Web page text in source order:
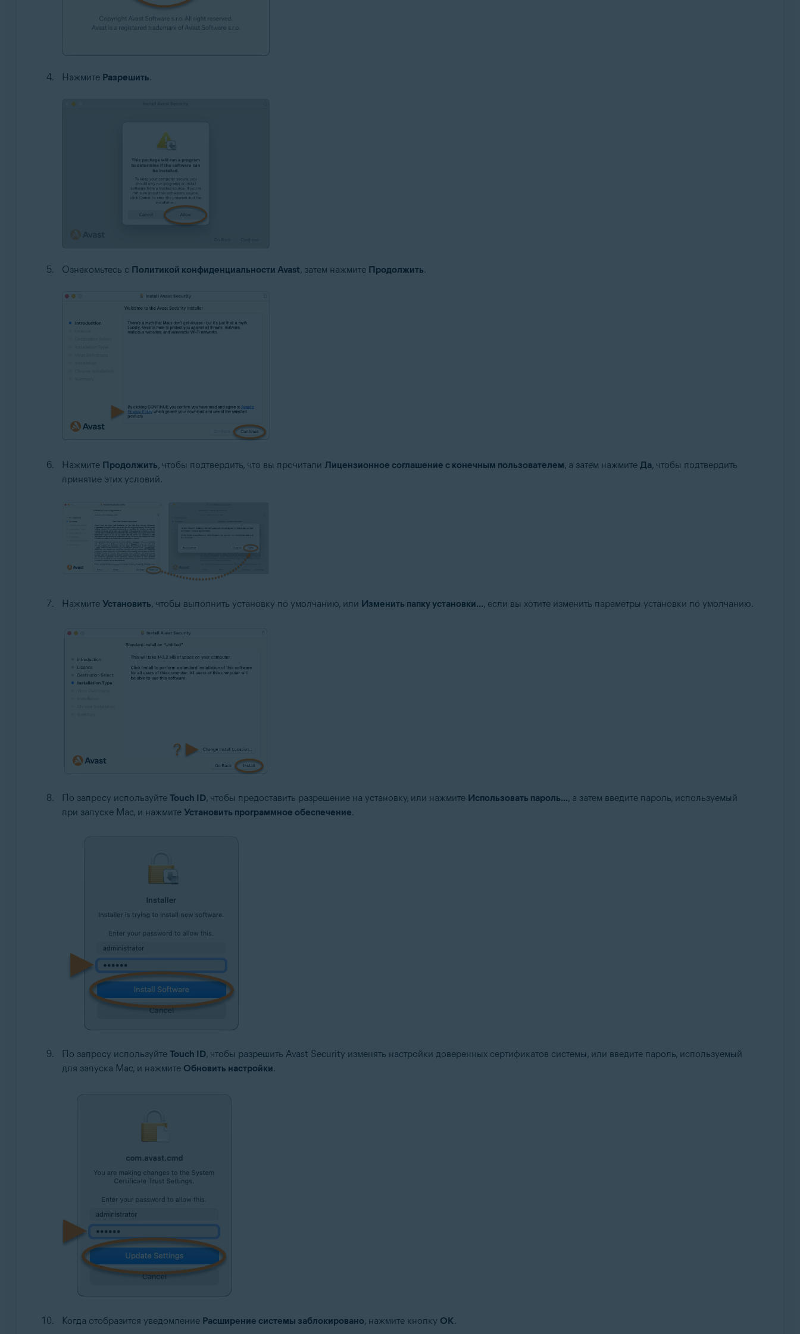
Нажмите Разрешить.
Ознакомьтесь с Политикой конфиденциальности Avast, затем нажмите Продолжить.
Нажмите Продолжить, чтобы подтвердить, что вы прочитали Лицензионное соглашение с конечным пользователем, а затем нажмите Да, чтобы подтвердить
принятие этих условий.
Нажмите Установить, чтобы выполнить установку по умолчанию, или Изменить папку установки..., если вы хотите изменить параметры установки по умолчанию.
По запросу используйте Touch ID, чтобы предоставить разрешение на установку, или нажмите Использовать пароль..., а затем введите пароль, используемый
при запуске Mac, и нажмите Установить программное обеспечение.
По запросу используйте Touch ID, чтобы разрешить Avast Security изменять настройки доверенных сертификатов системы, или введите пароль, используемый
для запуска Mac, и нажмите Обновить настройки.
Когда отобразится уведомление Расширение системы заблокировано, нажмите кнопку OK.